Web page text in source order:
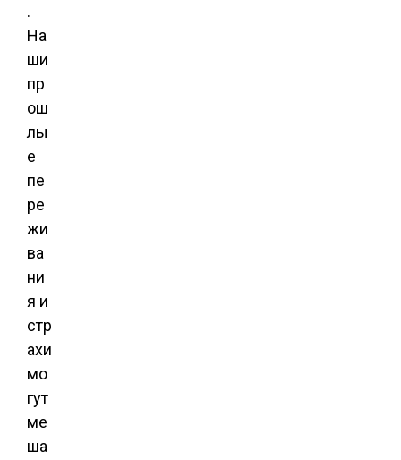
.
На
ши
пр
ош
лы
е
пе
ре
жи
ва
ни
я и
стр
ахи
мо
гут
ме
ша